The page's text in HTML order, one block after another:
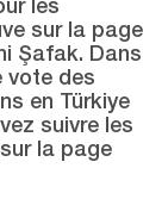
sur la page
Şafak. Dans
vote des
en Türkiye
suivre les
la page